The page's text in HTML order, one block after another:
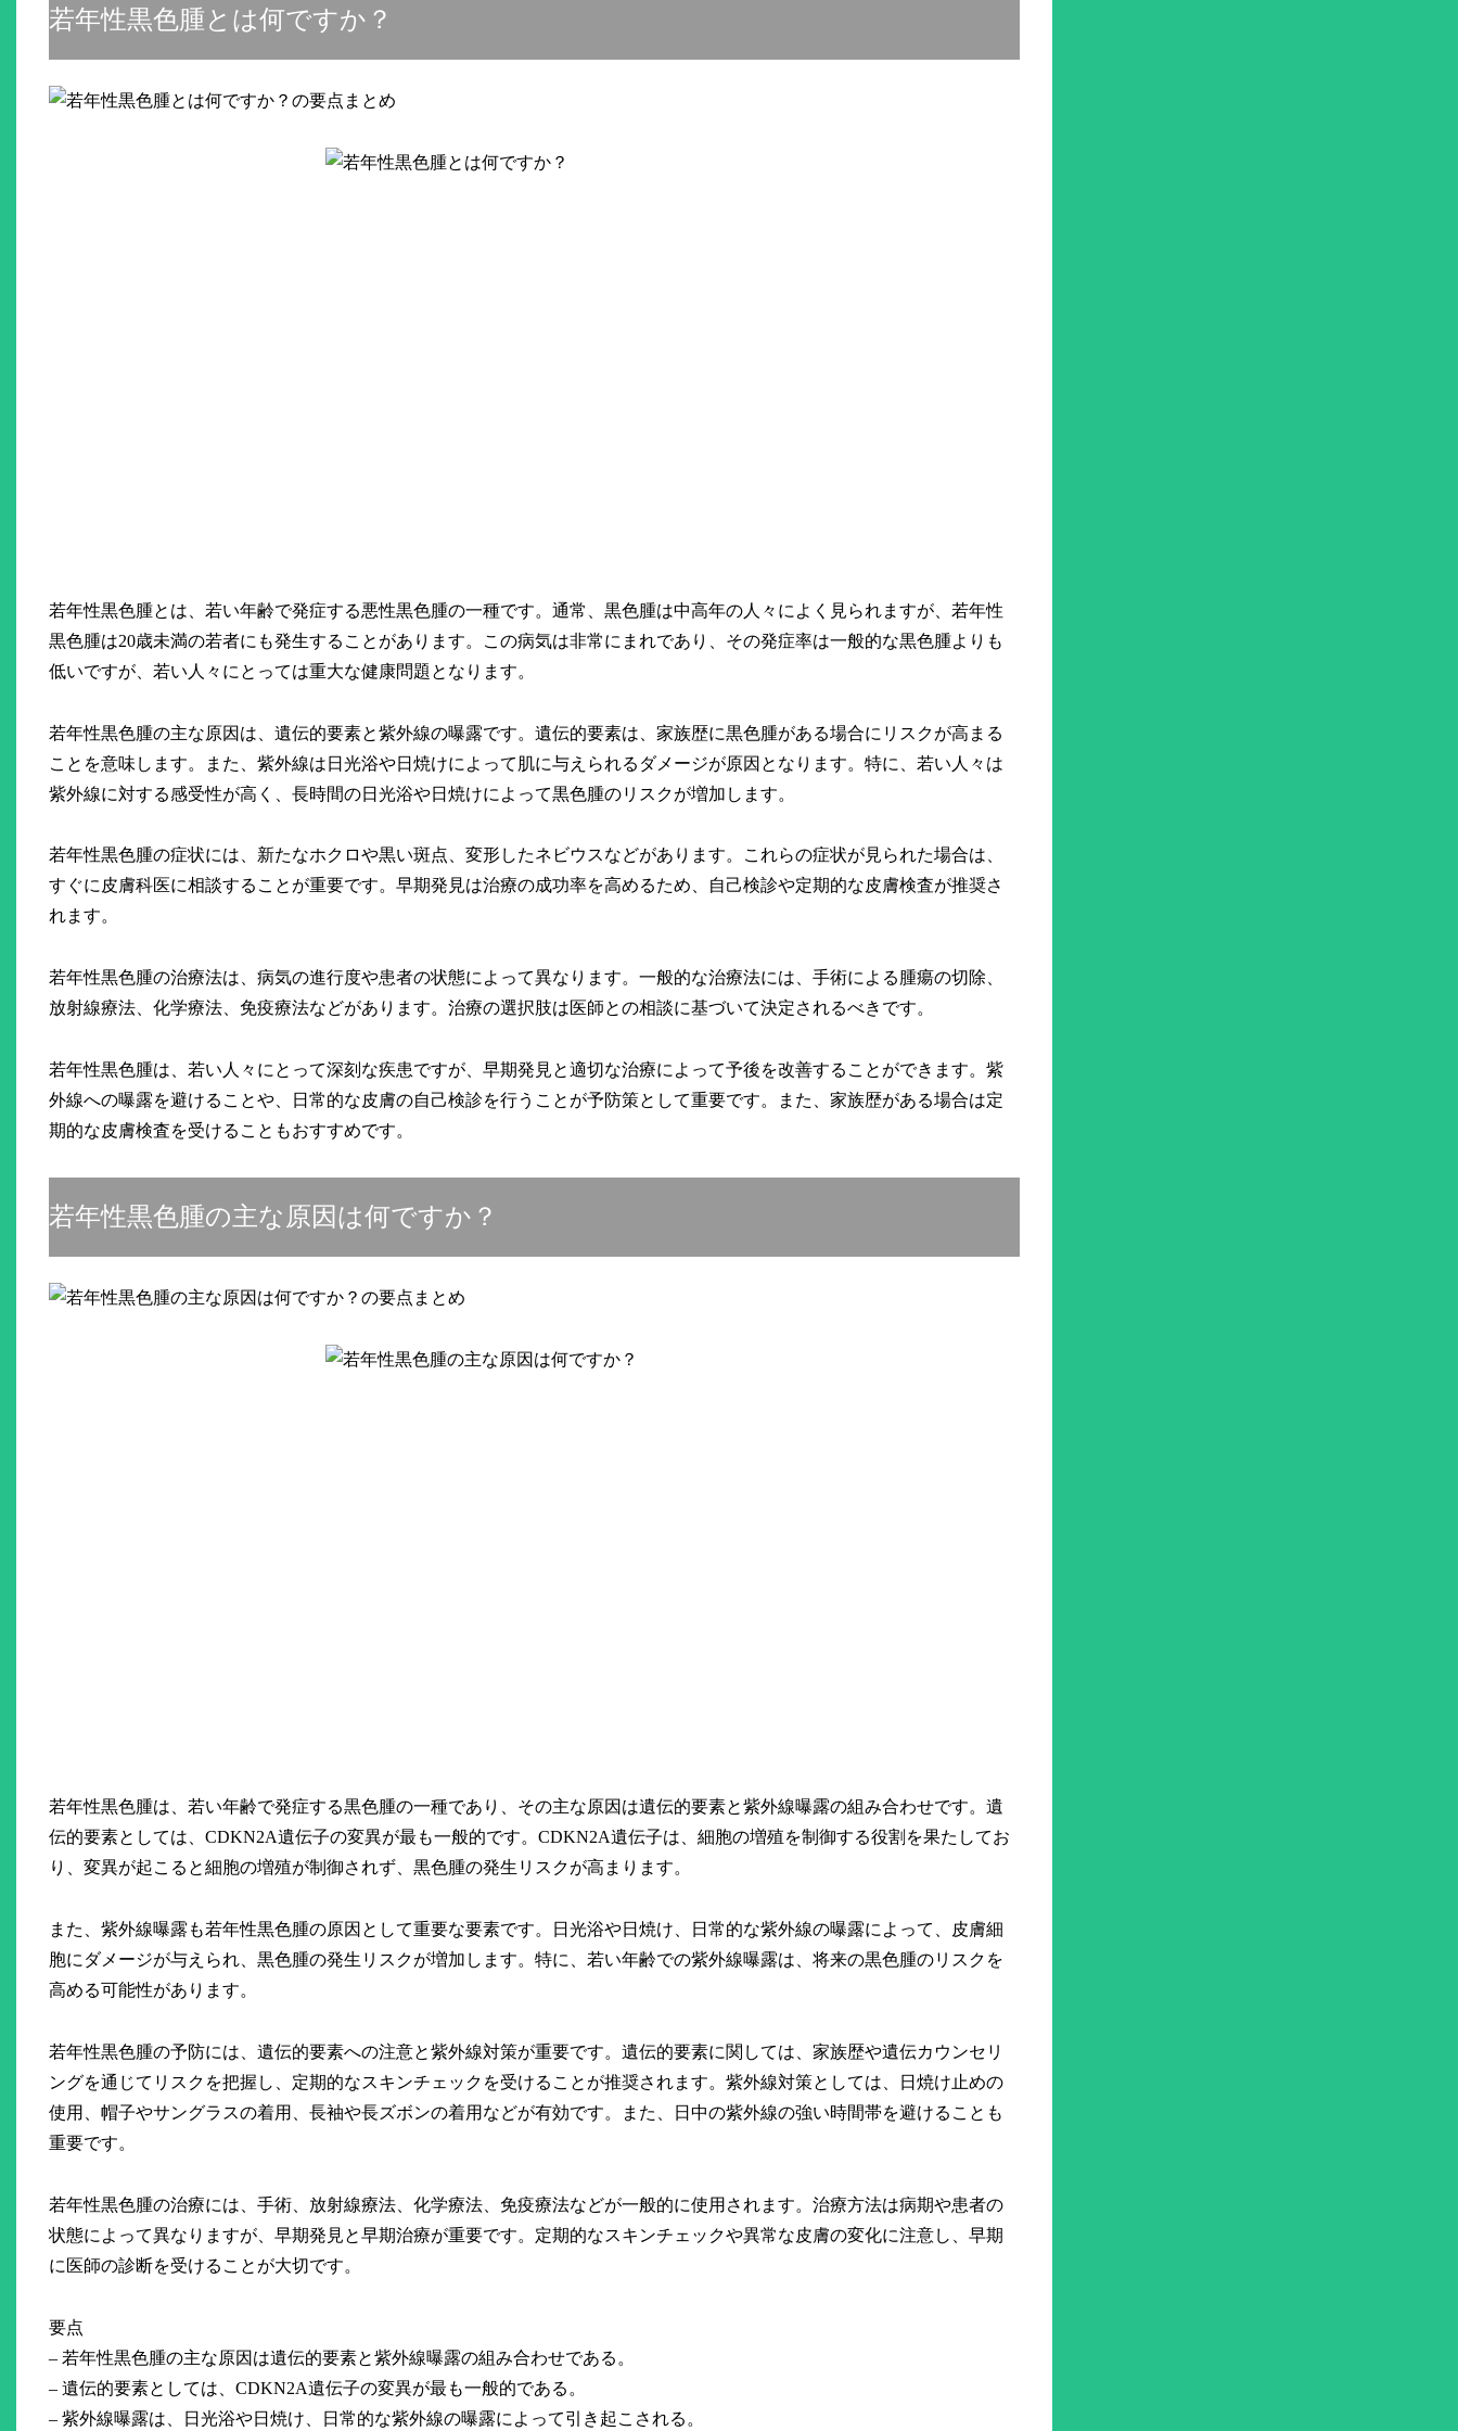
若年性黒色腫とは何ですか？
若年性黒色腫とは、若い年齢で発症する悪性黒色腫の一種です。通常、黒色腫は中高年の人々によく見られますが、若年性
黒色腫は20歳未満の若者にも発生することがあります。この病気は非常にまれであり、その発症率は一般的な黒色腫よりも
低いですが、若い人々にとっては重大な健康問題となります。
若年性黒色腫の主な原因は、遺伝的要素と紫外線の曝露です。遺伝的要素は、家族歴に黒色腫がある場合にリスクが高まる
ことを意味します。また、紫外線は日光浴や日焼けによって肌に与えられるダメージが原因となります。特に、若い人々は
紫外線に対する感受性が高く、長時間の日光浴や日焼けによって黒色腫のリスクが増加します。
若年性黒色腫の症状には、新たなホクロや黒い斑点、変形したネビウスなどがあります。これらの症状が見られた場合は、
すぐに皮膚科医に相談することが重要です。早期発見は治療の成功率を高めるため、自己検診や定期的な皮膚検査が推奨さ
れます。
若年性黒色腫の治療法は、病気の進行度や患者の状態によって異なります。一般的な治療法には、手術による腫瘍の切除、
放射線療法、化学療法、免疫療法などがあります。治療の選択肢は医師との相談に基づいて決定されるべきです。
若年性黒色腫は、若い人々にとって深刻な疾患ですが、早期発見と適切な治療によって予後を改善することができます。紫
外線への曝露を避けることや、日常的な皮膚の自己検診を行うことが予防策として重要です。また、家族歴がある場合は定
期的な皮膚検査を受けることもおすすめです。
若年性黒色腫の主な原因は何ですか？
若年性黒色腫は、若い年齢で発症する黒色腫の一種であり、その主な原因は遺伝的要素と紫外線曝露の組み合わせです。遺
伝的要素としては、CDKN2A遺伝子の変異が最も一般的です。CDKN2A遺伝子は、細胞の増殖を制御する役割を果たしてお
り、変異が起こると細胞の増殖が制御されず、黒色腫の発生リスクが高まります。
また、紫外線曝露も若年性黒色腫の原因として重要な要素です。日光浴や日焼け、日常的な紫外線の曝露によって、皮膚細
胞にダメージが与えられ、黒色腫の発生リスクが増加します。特に、若い年齢での紫外線曝露は、将来の黒色腫のリスクを
高める可能性があります。
若年性黒色腫の予防には、遺伝的要素への注意と紫外線対策が重要です。遺伝的要素に関しては、家族歴や遺伝カウンセリ
ングを通じてリスクを把握し、定期的なスキンチェックを受けることが推奨されます。紫外線対策としては、日焼け止めの
使用、帽子やサングラスの着用、長袖や長ズボンの着用などが有効です。また、日中の紫外線の強い時間帯を避けることも
重要です。
若年性黒色腫の治療には、手術、放射線療法、化学療法、免疫療法などが一般的に使用されます。治療方法は病期や患者の
状態によって異なりますが、早期発見と早期治療が重要です。定期的なスキンチェックや異常な皮膚の変化に注意し、早期
に医師の診断を受けることが大切です。
要点
– 若年性黒色腫の主な原因は遺伝的要素と紫外線曝露の組み合わせである。
– 遺伝的要素としては、CDKN2A遺伝子の変異が最も一般的である。
– 紫外線曝露は、日光浴や日焼け、日常的な紫外線の曝露によって引き起こされる。